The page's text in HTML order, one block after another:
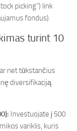
picking“) link
fondus).
turint 10
net tūkstančius
diversifikaciją.
Investuojate į 500
variklis, kuris